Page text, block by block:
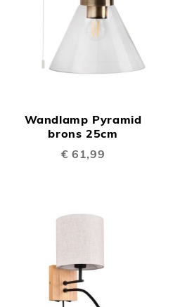
Wandlamp Pyramid
brons 25cm
€ 61,99